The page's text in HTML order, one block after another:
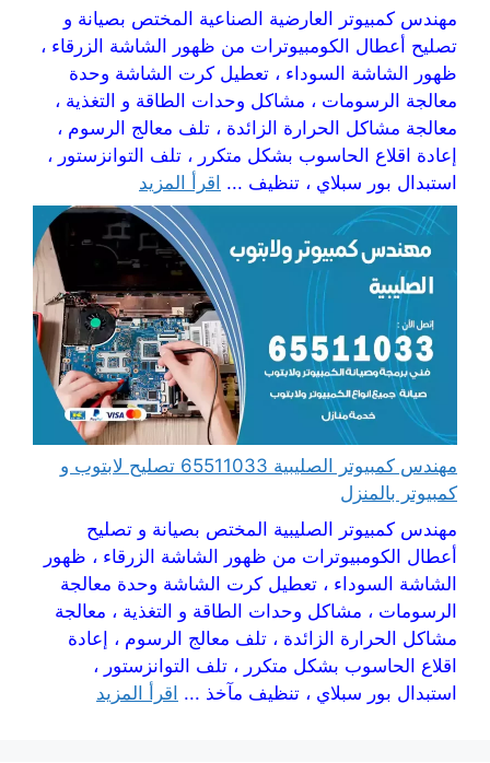
مهندس كمبيوتر العارضية الصناعية المختص بصيانة و
تصليح أعطال الكومبيوترات من ظهور الشاشة الزرقاء ،
ظهور الشاشة السوداء ، تعطيل كرت الشاشة وحدة
معالجة الرسومات ، مشاكل وحدات الطاقة و التغذية ،
معالجة مشاكل الحرارة الزائدة ، تلف معالج الرسوم ،
إعادة اقلاع الحاسوب بشكل متكرر ، تلف التوانزستور ،
استبدال بور سبلاي ، تنظيف ... اقرأ المزيد
مهندس كمبيوتر الصليبية 65511033 تصليح لابتوب و
كمبيوتر بالمنزل
مهندس كمبيوتر الصليبية المختص بصيانة و تصليح
أعطال الكومبيوترات من ظهور الشاشة الزرقاء ، ظهور
الشاشة السوداء ، تعطيل كرت الشاشة وحدة معالجة
الرسومات ، مشاكل وحدات الطاقة و التغذية ، معالجة
مشاكل الحرارة الزائدة ، تلف معالج الرسوم ، إعادة
اقلاع الحاسوب بشكل متكرر ، تلف التوانزستور ،
استبدال بور سبلاي ، تنظيف مآخذ ... اقرأ المزيد